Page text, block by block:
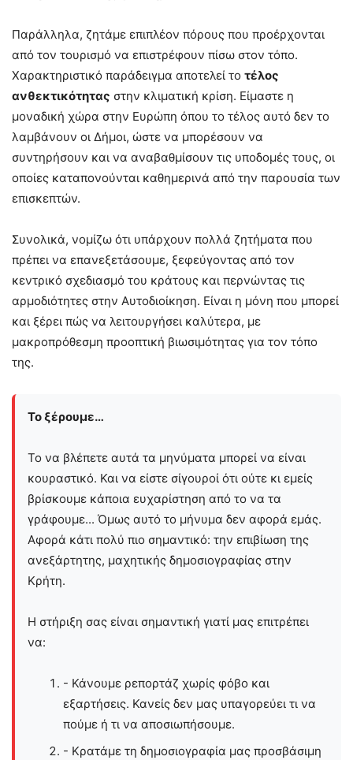
Παράλληλα, ζητάμε επιπλέον πόρους που προέρχονται
από τον τουρισμό να επιστρέφουν πίσω στον τόπο.
Χαρακτηριστικό παράδειγμα αποτελεί το τέλος
ανθεκτικότητας στην κλιματική κρίση. Είμαστε η
μοναδική χώρα στην Ευρώπη όπου το τέλος αυτό δεν το
λαμβάνουν οι Δήμοι, ώστε να μπορέσουν να
συντηρήσουν και να αναβαθμίσουν τις υποδομές τους, οι
οποίες καταπονούνται καθημερινά από την παρουσία των
επισκεπτών.
Συνολικά, νομίζω ότι υπάρχουν πολλά ζητήματα που
πρέπει να επανεξετάσουμε, ξεφεύγοντας από τον
κεντρικό σχεδιασμό του κράτους και περνώντας τις
αρμοδιότητες στην Αυτοδιοίκηση. Είναι η μόνη που μπορεί
και ξέρει πώς να λειτουργήσει καλύτερα, με
μακροπρόθεσμη προοπτική βιωσιμότητας για τον τόπο
της.
Το ξέρουμε…
Το να βλέπετε αυτά τα μηνύματα μπορεί να είναι
κουραστικό. Και να είστε σίγουροί ότι ούτε κι εμείς
βρίσκουμε κάποια ευχαρίστηση από το να τα
γράφουμε... Όμως αυτό το μήνυμα δεν αφορά εμάς.
Αφορά κάτι πολύ πιο σημαντικό: την επιβίωση της
ανεξάρτητης, μαχητικής δημοσιογραφίας στην
Kρήτη.
Η στήριξη σας είναι σημαντική γιατί μας επιτρέπει
να:
- Κάνουμε ρεπορτάζ χωρίς φόβο και
εξαρτήσεις. Κανείς δεν μας υπαγορεύει τι να
πούμε ή τι να αποσιωπήσουμε.
- Κρατάμε τη δημοσιογραφία μας προσβάσιμη